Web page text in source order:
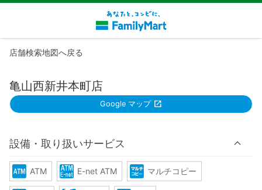
店舗検索地図へ戻る
亀山西新井本町店
Google マップ
設備・取り扱いサービス
ATM E-net ATM マルチコピー